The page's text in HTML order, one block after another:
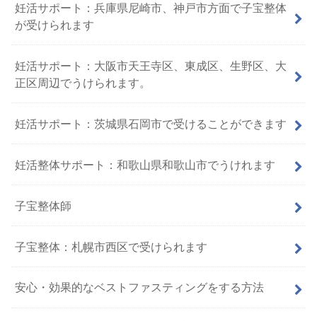
妊活サポート：兵庫県尼崎市、神戸市方面で子宝整体
が受けられます
妊活サポート：大阪市天王寺区、東成区、生野区、大
正区周辺でうけられます。
妊活サポート：茨城県石岡市で受けることができます
妊活整体サポート：和歌山県和歌山市でうけれます
子宝整体師
子宝整体：札幌市西区で受けられます
安心・効果的なベストファスティングをする方法